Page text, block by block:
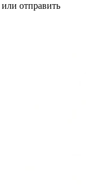
или отправить